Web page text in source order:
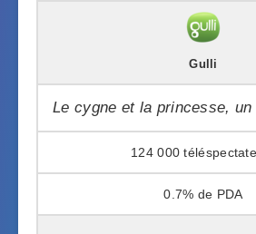
Gulli
Le cygne et la princesse,
124 000
0.7%